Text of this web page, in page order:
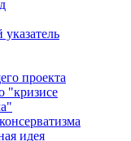
проекта
"кризисе
идея